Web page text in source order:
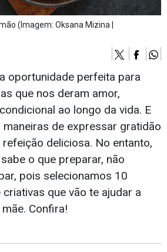
(Imagem: Oksana Mizina |
oportunidade perfeita para
que nos deram amor,
ao longo da vida. E
de expressar gratidão
deliciosa. No entanto,
o que preparar, não
pois selecionamos 10
que vão te ajudar a
Confira!